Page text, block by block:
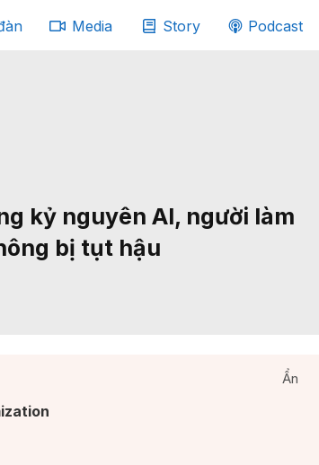
Media Story Podcast
kỷ nguyên AI, người làm
bị tụt hậu
Ẩn